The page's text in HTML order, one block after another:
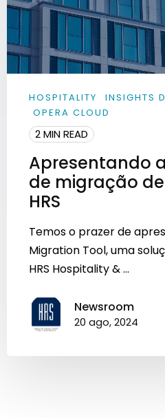
HOSPITALITY
INSIGHTS
OPERA CLOUD
2 MIN READ
Apresentando
de migração
HRS
Temos o prazer de
Migration Tool, uma
HRS Hospitality & ...
Newsroom
20 ago, 2024